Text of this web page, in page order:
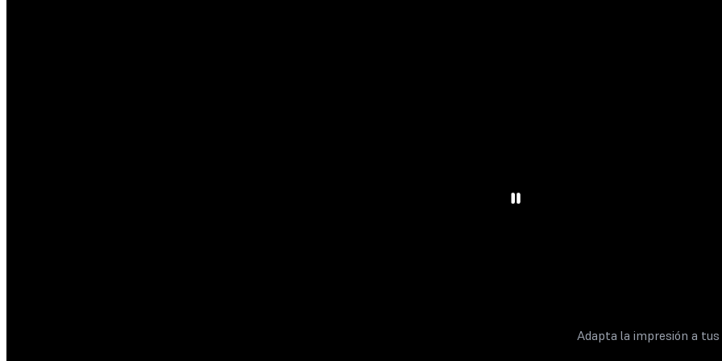
Adapta la impresión a